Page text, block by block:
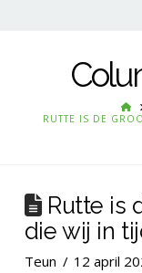
RUTTE IS DE
Rutte is
die wij in
Teun 12 april